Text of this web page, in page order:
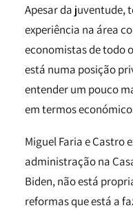
Apesar da juventude,
experiência na área
economistas de todo
está numa posição
entender um pouco
em termos
Miguel Faria e Castro
administração na
Biden, não está
reformas que está a